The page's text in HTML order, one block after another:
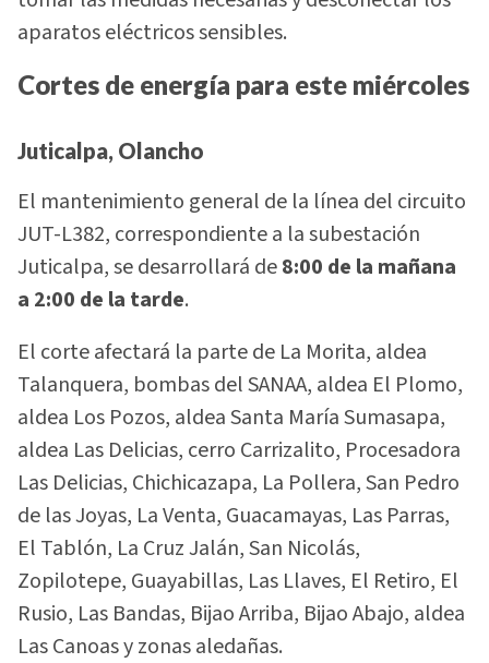
aparatos eléctricos sensibles.
Cortes de energía para este miércoles
Juticalpa, Olancho
El mantenimiento general de la línea del circuito
JUT-L382, correspondiente a la subestación
Juticalpa, se desarrollará de8:00 de la mañana
a 2:00 de la tarde.
El corte afectará la parte de La Morita, aldea
Talanquera, bombas del SANAA, aldea El Plomo,
aldea Los Pozos, aldea Santa María Sumasapa,
aldea Las Delicias, cerro Carrizalito, Procesadora
Las Delicias, Chichicazapa, La Pollera, San Pedro
de las Joyas, La Venta, Guacamayas, Las Parras,
El Tablón, La Cruz Jalán, San Nicolás,
Zopilotepe, Guayabillas, Las Llaves, El Retiro, El
Rusio, Las Bandas, Bijao Arriba, Bijao Abajo, aldea
Las Canoas y zonas aledañas.